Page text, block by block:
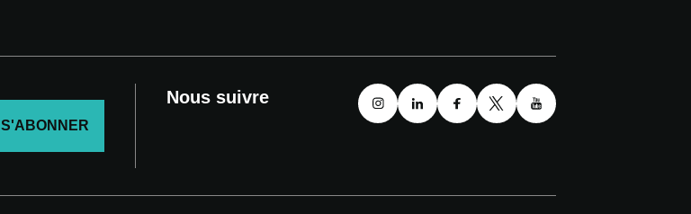
S'ABONNER
Nous suivre